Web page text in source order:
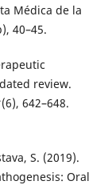
Médica de la
40–45.
review.
642–648.
S. (2019).
Oral